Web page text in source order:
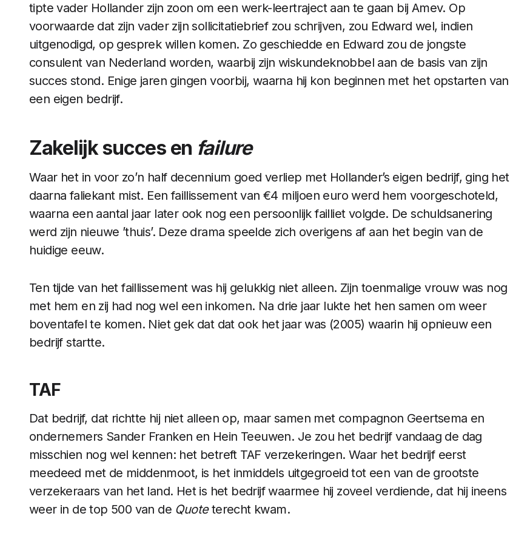
tipte vader Hollander zijn zoon om een werk-leertraject aan te gaan bij Amev. Op
voorwaarde dat zijn vader zijn sollicitatiebrief zou schrijven, zou Edward wel, indien
uitgenodigd, op gesprek willen komen. Zo geschiedde en Edward zou de jongste
consulent van Nederland worden, waarbij zijn wiskundeknobbel aan de basis van zijn
succes stond. Enige jaren gingen voorbij, waarna hij kon beginnen met het opstarten van
een eigen bedrijf.
Zakelijk succes en failure
Waar het in voor zo’n half decennium goed verliep met Hollander’s eigen bedrijf, ging het
daarna faliekant mist. Een faillissement van €4 miljoen euro werd hem voorgeschoteld,
waarna een aantal jaar later ook nog een persoonlijk failliet volgde. De schuldsanering
werd zijn nieuwe ’thuis’. Deze drama speelde zich overigens af aan het begin van de
huidige eeuw.
Ten tijde van het faillissement was hij gelukkig niet alleen. Zijn toenmalige vrouw was nog
met hem en zij had nog wel een inkomen. Na drie jaar lukte het hen samen om weer
boventafel te komen. Niet gek dat dat ook het jaar was (2005) waarin hij opnieuw een
bedrijf startte.
TAF
Dat bedrijf, dat richtte hij niet alleen op, maar samen met compagnon Geertsema en
ondernemers Sander Franken en Hein Teeuwen. Je zou het bedrijf vandaag de dag
misschien nog wel kennen: het betreft TAF verzekeringen. Waar het bedrijf eerst
meedeed met de middenmoot, is het inmiddels uitgegroeid tot een van de grootste
verzekeraars van het land. Het is het bedrijf waarmee hij zoveel verdiende, dat hij ineens
weer in de top 500 van de Quoteterecht kwam.